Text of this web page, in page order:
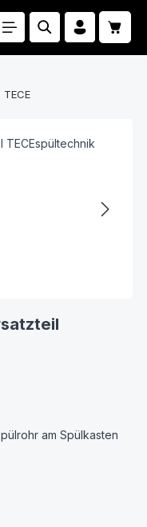
TECE
am Spülkasten